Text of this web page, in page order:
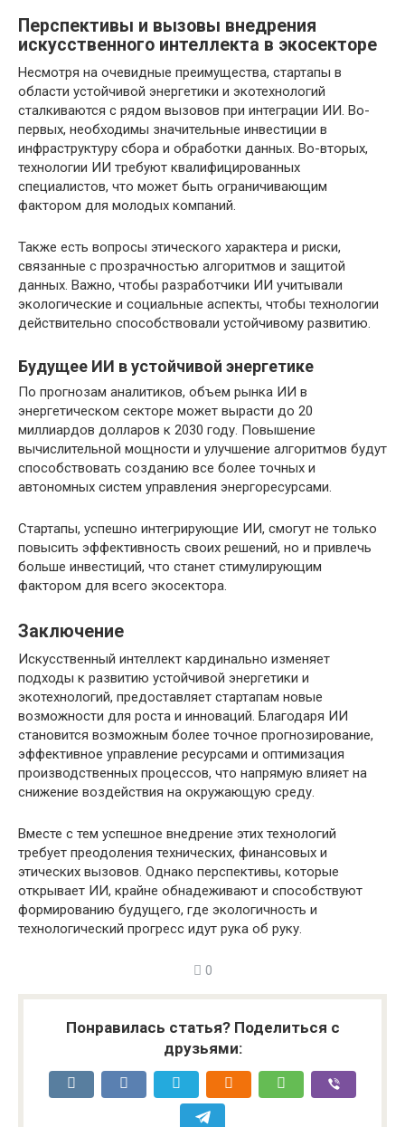
Перспективы и вызовы внедрения
искусственного интеллекта в экосекторе
Несмотря на очевидные преимущества, стартапы в
области устойчивой энергетики и экотехнологий
сталкиваются с рядом вызовов при интеграции ИИ. Во-
первых, необходимы значительные инвестиции в
инфраструктуру сбора и обработки данных. Во-вторых,
технологии ИИ требуют квалифицированных
специалистов, что может быть ограничивающим
фактором для молодых компаний.
Также есть вопросы этического характера и риски,
связанные с прозрачностью алгоритмов и защитой
данных. Важно, чтобы разработчики ИИ учитывали
экологические и социальные аспекты, чтобы технологии
действительно способствовали устойчивому развитию.
Будущее ИИ в устойчивой энергетике
По прогнозам аналитиков, объем рынка ИИ в
энергетическом секторе может вырасти до 20
миллиардов долларов к 2030 году. Повышение
вычислительной мощности и улучшение алгоритмов будут
способствовать созданию все более точных и
автономных систем управления энергоресурсами.
Стартапы, успешно интегрирующие ИИ, смогут не только
повысить эффективность своих решений, но и привлечь
больше инвестиций, что станет стимулирующим
фактором для всего экосектора.
Заключение
Искусственный интеллект кардинально изменяет
подходы к развитию устойчивой энергетики и
экотехнологий, предоставляет стартапам новые
возможности для роста и инноваций. Благодаря ИИ
становится возможным более точное прогнозирование,
эффективное управление ресурсами и оптимизация
производственных процессов, что напрямую влияет на
снижение воздействия на окружающую среду.
Вместе с тем успешное внедрение этих технологий
требует преодоления технических, финансовых и
этических вызовов. Однако перспективы, которые
открывает ИИ, крайне обнадеживают и способствуют
формированию будущего, где экологичность и
технологический прогресс идут рука об руку.
0
Понравилась статья? Поделиться с
друзьями: